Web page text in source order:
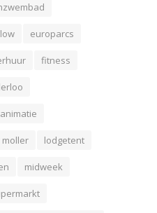
europarcs
fitness
lodgetent
midweek